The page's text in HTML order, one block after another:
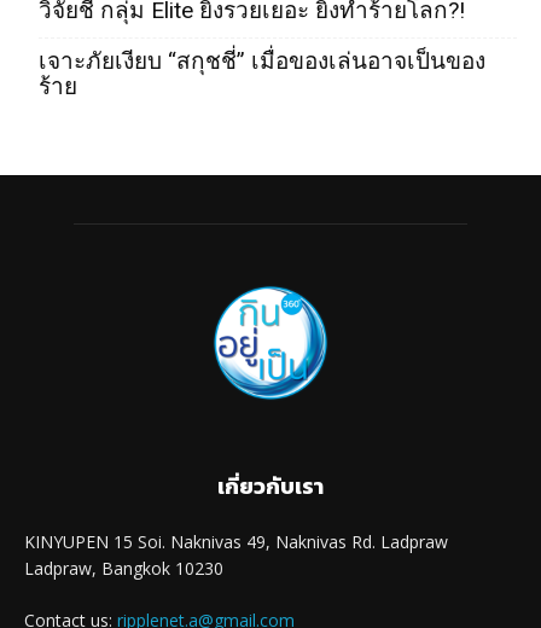
วิจัยชี้ กลุ่ม Elite ยิ่งรวยเยอะ ยิ่งทำร้ายโลก?!
เจาะภัยเงียบ “สกุชชี่” เมื่อของเล่นอาจเป็นของ
ร้าย
เกี่ยวกับเรา
KINYUPEN 15 Soi. Naknivas 49, Naknivas Rd. Ladpraw
Ladpraw, Bangkok 10230
Contact us: ripplenet.a@gmail.com